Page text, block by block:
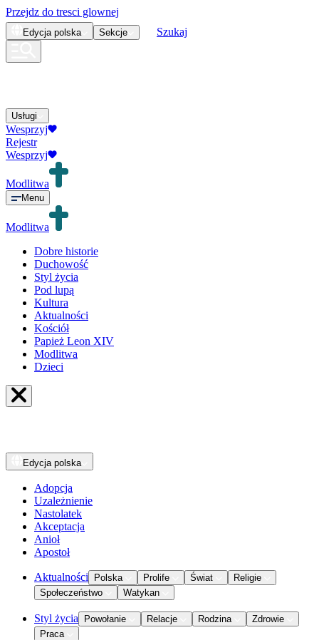
Przejdz do tresci glownej
Edycja polska Sekcje Szukaj
Usługi
Wesprzyj
Rejestr
Wesprzyj
Modlitwa
Menu
Modlitwa
Dobre historie
Duchowość
Styl życia
Pod lupą
Kultura
Aktualności
Kościół
Papież Leon XIV
Modlitwa
Dzieci
Edycja polska
Adopcja
Uzależnienie
Nastolatek
Akceptacja
Anioł
Apostoł
Aktualności Polska Prolife Świat
Religie
Społeczeństwo
Watykan
Styl życia Powołanie Relacje Rodzina
Zdrowie
Praca